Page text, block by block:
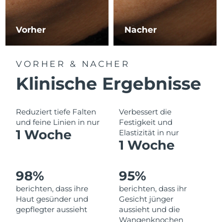
Vorher Nacher
VORHER & NACHER
Klinische Ergebnisse
Reduziert tiefe Falten
und feine Linien in nur
1 Woche
Verbessert die
Festigkeit und
Elastizität in nur
1 Woche
98%
berichten, dass ihre
Haut gesünder und
gepflegter aussieht
95%
berichten, dass ihr
Gesicht jünger
aussieht und die
Wangenknochen
Norwegen Erwartete Lieferung
Oman Erwartete Lieferung
Polen Erwartete Lieferung
Puerto Rico Erwartete Lieferung
Erwartete Lieferung
Rumänien Erwartete Lieferung 8/10/26
Russland Erwartete Lieferung